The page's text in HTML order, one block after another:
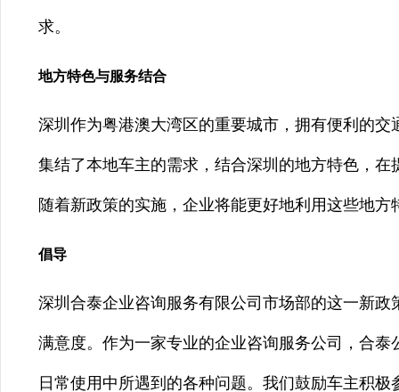
求。
地方特色与服务结合
深圳作为粤港澳大湾区的重要城市，拥有便利的
集结了本地车主的需求，结合深圳的地方特色，
随着新政策的实施，企业将能更好地利用这些地方
倡导
深圳合泰企业咨询服务有限公司市场部的这一新
满意度。作为一家专业的企业咨询服务公司，合
日常使用中所遇到的各种问题。我们鼓励车主积